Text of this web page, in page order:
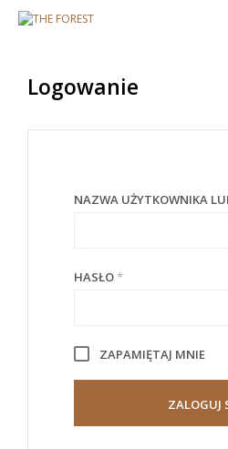
Logowanie
NAZWA UŻYTKOWNIKA
HASŁO*
ZAPAMIĘTAJ MNIE
ZALOGUJ